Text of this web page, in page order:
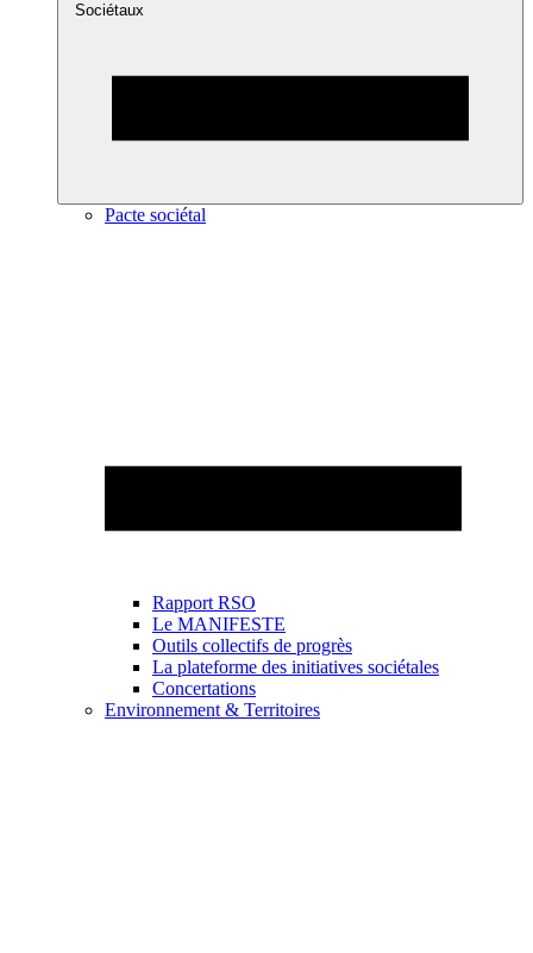
Sociétaux
Pacte sociétal
Rapport RSO
Le MANIFESTE
Outils collectifs de progrès
La plateforme des initiatives sociétales
Concertations
Environnement & Territoires